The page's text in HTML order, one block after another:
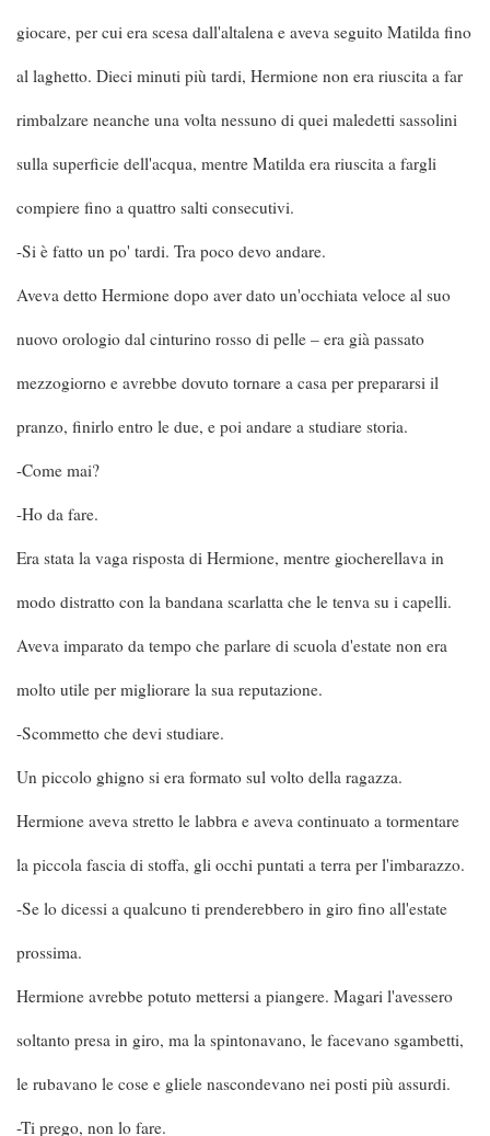
giocare, per cui era scesa dall'altalena e aveva seguito Matilda fino
al laghetto. Dieci minuti più tardi, Hermione non era riuscita a far
rimbalzare neanche una volta nessuno di quei maledetti sassolini
sulla superficie dell'acqua, mentre Matilda era riuscita a fargli
compiere fino a quattro salti consecutivi.
-Si è fatto un po' tardi. Tra poco devo andare.
Aveva detto Hermione dopo aver dato un'occhiata veloce al suo
nuovo orologio dal cinturino rosso di pelle – era già passato
mezzogiorno e avrebbe dovuto tornare a casa per prepararsi il
pranzo, finirlo entro le due, e poi andare a studiare storia.
-Come mai?
-Ho da fare.
Era stata la vaga risposta di Hermione, mentre giocherellava in
modo distratto con la bandana scarlatta che le tenva su i capelli.
Aveva imparato da tempo che parlare di scuola d'estate non era
molto utile per migliorare la sua reputazione.
-Scommetto che devi studiare.
Un piccolo ghigno si era formato sul volto della ragazza.
Hermione aveva stretto le labbra e aveva continuato a tormentare
la piccola fascia di stoffa, gli occhi puntati a terra per l'imbarazzo.
-Se lo dicessi a qualcuno ti prenderebbero in giro fino all'estate
prossima.
Hermione avrebbe potuto mettersi a piangere. Magari l'avessero
soltanto presa in giro, ma la spintonavano, le facevano sgambetti,
le rubavano le cose e gliele nascondevano nei posti più assurdi.
-Ti prego, non lo fare.